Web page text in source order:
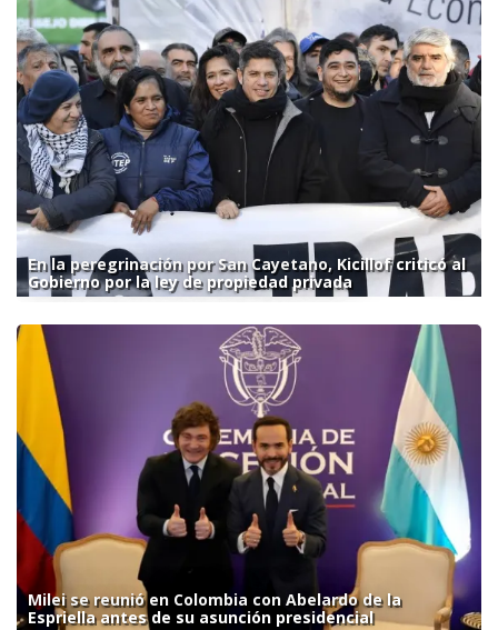
En la peregrinación por San Cayetano, Kicillof criticó al
Gobierno por la ley de propiedad privada
Milei se reunió en Colombia con Abelardo de la
Espriella antes de su asunción presidencial